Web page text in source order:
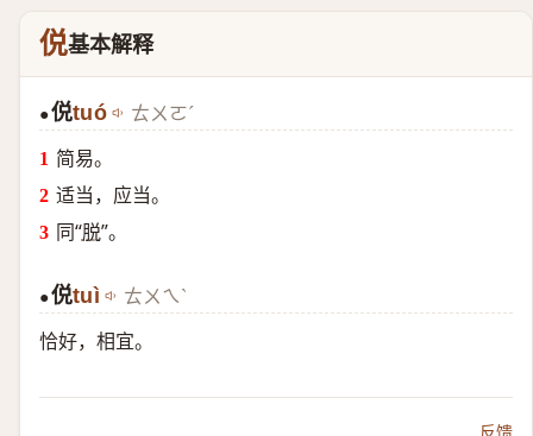
侻基本解释
●侻tuó ㄊㄨㄛˊ
简易。
适当，应当。
同“脱”。
●侻tuì ㄊㄨㄟˋ
恰好，相宜。